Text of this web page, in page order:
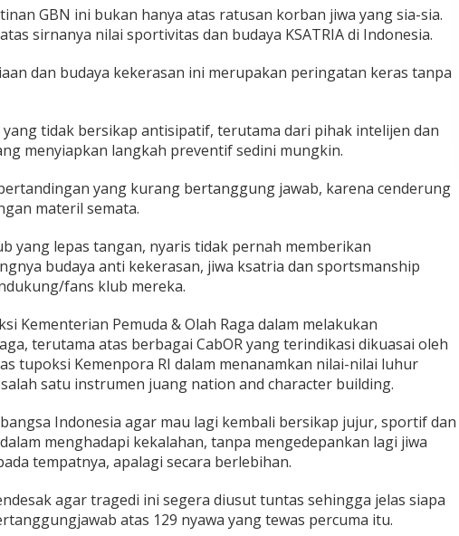
GBN ini bukan hanya atas ratusan korban jiwa yang sia-sia.
sirnanya nilai sportivitas dan budaya KSATRIA di Indonesia.
dan budaya kekerasan ini merupakan peringatan keras tanpa
yang tidak bersikap antisipatif, terutama dari pihak intelijen dan
menyiapkan langkah preventif sedini mungkin.
yang kurang bertanggung jawab, karena cenderung
materil semata.
yang lepas tangan, nyaris tidak pernah memberikan
budaya anti kekerasan, jiwa ksatria dan sportsmanship
fans klub mereka.
Kementerian Pemuda & Olah Raga dalam melakukan
terutama atas berbagai CabOR yang terindikasi dikuasai oleh
tupoksi Kemenpora RI dalam menanamkan nilai-nilai luhur
satu instrumen juang nation and character building.
Indonesia agar mau lagi kembali bersikap jujur, sportif dan
menghadapi kekalahan, tanpa mengedepankan lagi jiwa
tempatnya, apalagi secara berlebihan.
agar tragedi ini segera diusut tuntas sehingga jelas siapa
atas 129 nyawa yang tewas percuma itu.